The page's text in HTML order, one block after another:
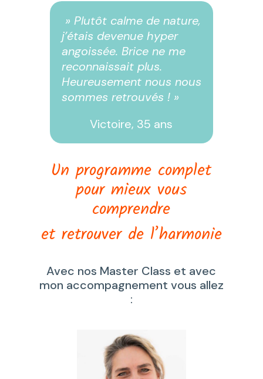
» Plutôt calme de nature,
j’étais devenue hyper
angoissée. Brice ne me
reconnaissait plus.
Heureusement nous nous
sommes retrouvés ! »
Victoire, 35 ans
Un programme complet
pour mieux vous
comprendre
et retrouver de l’harmonie
Avec nos Master Class et avec
mon accompagnement vous allez
: